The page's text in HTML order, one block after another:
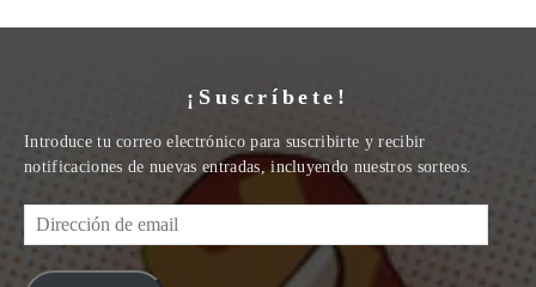
¡Suscríbete!
Introduce tu correo electrónico para suscribirte y recibir
notificaciones de nuevas entradas, incluyendo nuestros sorteos.
Dirección
de
email